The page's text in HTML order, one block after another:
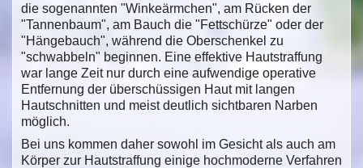
die sogenannten "Winkeärmchen", am Rücken der
"Tannenbaum", am Bauch die "Fettschürze" oder der
"Hängebauch", während die Oberschenkel zu
"schwabbeln" beginnen. Eine effektive Hautstraffung
war lange Zeit nur durch eine aufwendige operative
Entfernung der überschüssigen Haut mit langen
Hautschnitten und meist deutlich sichtbaren Narben
möglich.
Bei uns kommen daher sowohl im Gesicht als auch am
Körper zur Hautstraffung einige hochmoderne Verfahren